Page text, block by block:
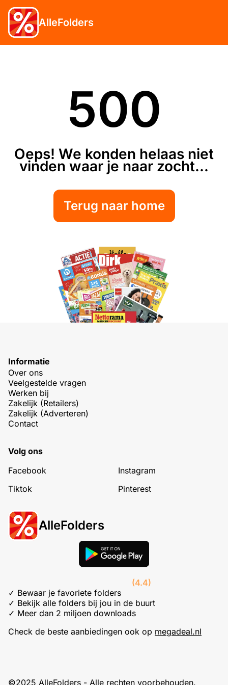
AlleFolders
500
Oeps! We konden helaas niet
vinden waar je naar zocht...
Terug naar home
Informatie
Over ons
Veelgestelde vragen
Werken bij
Zakelijk (Retailers)
Zakelijk (Adverteren)
Contact
Volg ons
Facebook
Instagram
Tiktok
Pinterest
AlleFolders
(4.4)
✓ Bewaar je favoriete folders
✓ Bekijk alle folders bij jou in de buurt
✓ Meer dan 2 miljoen downloads
Check de beste aanbiedingen ook op megadeal.nl
©2025 AlleFolders - Alle rechten voorbehouden.